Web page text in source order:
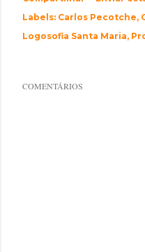
Labels: Carlos Pecotche
Logosofia Santa Maria
COMENTÁRIOS